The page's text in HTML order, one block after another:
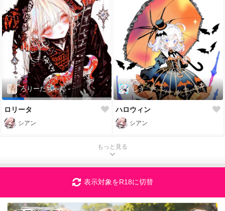
ろりーたちゃん
ロリータ
シアン
しう
ハロウィン
シアン
もっと見る
表示対象をR18に切替